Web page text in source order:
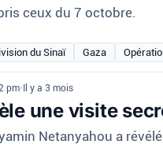
ceux du 7 octobre.
du Sinaï Gaza
pm• Il y a 3 mois
une visite
Netanyahou a